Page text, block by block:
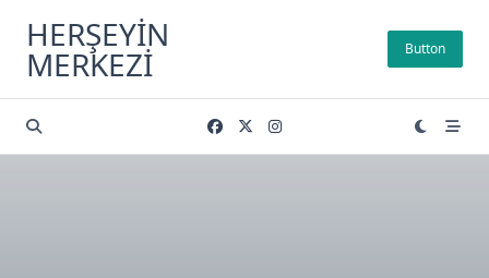
content
HERŞEYIN
MERKEZI Button